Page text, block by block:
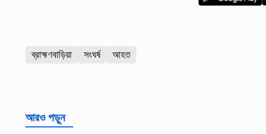
ব্রাহ্মণবাড়িয়া সংঘর্ষ আহত
আরও পড়ুন